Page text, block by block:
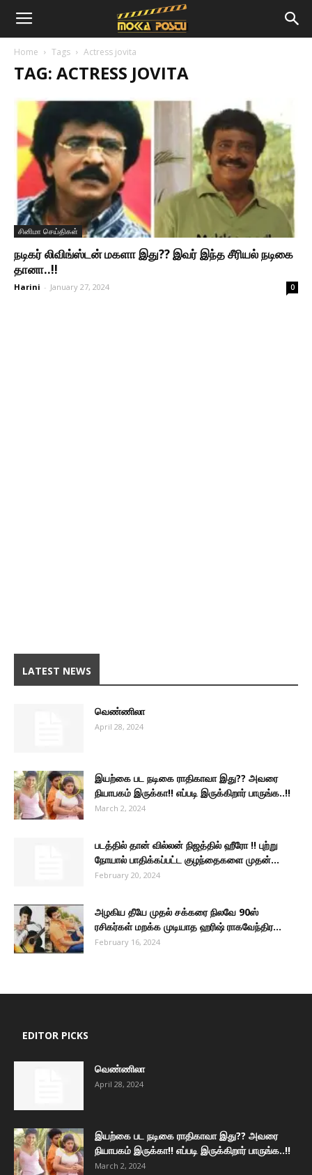
Home Tags Actress jovita
TAG: ACTRESS JOVITA
சினிமா செய்திகள்
நடிகர் லிவிங்ஸ்டன் மகளா இது?? இவர் இந்த சீரியல் நடிகை
தானா..!!
Harini - January 27, 2024 0
LATEST NEWS
வெண்ணிலா
April 28, 2024
இயற்கை பட நடிகை ராதிகாவா இது?? அவரை
நியாபகம் இருக்கா!! எப்படி இருக்கிறார் பாருங்க..!!
March 2, 2024
படத்தில் தான் வில்லன் நிஜத்தில் ஹீரோ !! புற்று
நோயால் பாதிக்கப்பட்ட குழந்தைகளை முதன்...
February 20, 2024
அழகிய தீயே முதல் சக்கரை நிலவே 90ஸ்
ரசிகர்கள் மறக்க முடியாத ஹரிஷ் ராகவேந்திர...
February 16, 2024
EDITOR PICKS
வெண்ணிலா
April 28, 2024
இயற்கை பட நடிகை ராதிகாவா இது?? அவரை
நியாபகம் இருக்கா!! எப்படி இருக்கிறார் பாருங்க..!!
March 2, 2024